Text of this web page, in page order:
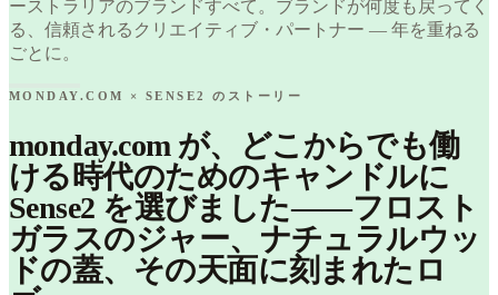
ーストラリアのブランドすべて。ブランドが何度も戻ってく
る、信頼されるクリエイティブ・パートナー — 年を重ねる
ごとに。
MONDAY.COM × SENSE2 のストーリー
monday.com が、どこからでも働
ける時代のためのキャンドルに
Sense2 を選びました——フロスト
ガラスのジャー、ナチュラルウッ
ドの蓋、その天面に刻まれたロ